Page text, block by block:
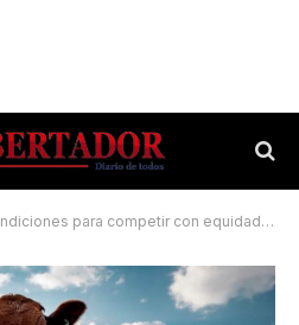
para competir con equidad en el exterior